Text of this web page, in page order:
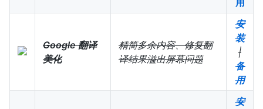
用
Google 翻译
美化
精简多余内容、修复翻
译结果溢出屏幕问题
安
装
|
备
用
安